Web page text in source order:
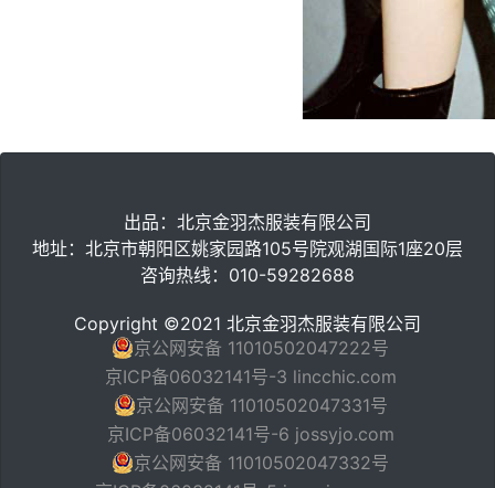
出品：北京金羽杰服装有限公司
地址：北京市朝阳区姚家园路105号院观湖国际1座20层
咨询热线：010-59282688
Copyright ©2021 北京金羽杰服装有限公司
京公网安备 11010502047222号
京ICP备06032141号-3 lincchic.com
京公网安备 11010502047331号
京ICP备06032141号-6 jossyjo.com
京公网安备 11010502047332号